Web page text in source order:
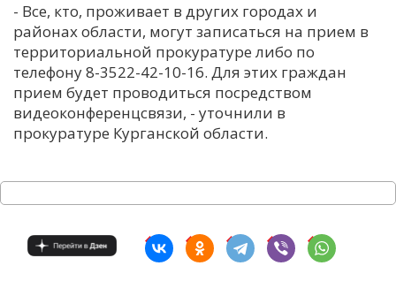
Е
И
С
- Все, кто, проживает в других городах и
районах области, могут записаться на прием в
территориальной прокуратуре либо по
телефону 8-3522-42-10-16. Для этих граждан
прием будет проводиться посредством
видеоконференцсвязи, - уточнили в
прокуратуре Курганской области.